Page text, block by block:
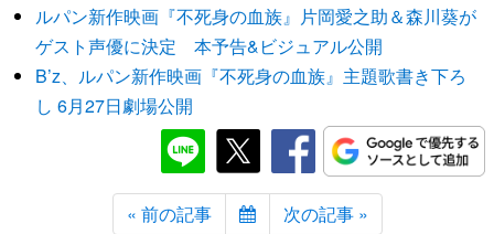
ルパン新作映画『不死身の血族』片岡愛之助＆森川葵が
ゲスト声優に決定 本予告&ビジュアル公開
B’z、ルパン新作映画『不死身の血族』主題歌書き下ろ
し 6月27日劇場公開
« 前の記事 次の記事 »